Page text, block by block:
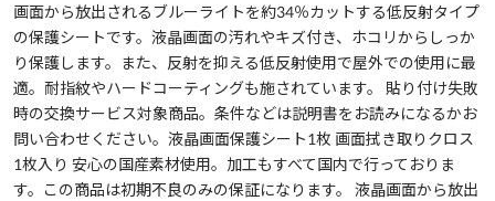
画面から放出されるブルーライトを約34％カットする低反射タイプ
の保護シートです。液晶画面の汚れやキズ付き、ホコリからしっか
り保護します。また、反射を抑える低反射使用で屋外での使用に最
適。耐指紋やハードコーティングも施されています。 貼り付け失敗
時の交換サービス対象商品。条件などは説明書をお読みになるかお
問い合わせください。液晶画面保護シート1枚 画面拭き取りクロス
1枚入り 安心の国産素材使用。加工もすべて国内で行っておりま
す。この商品は初期不良のみの保証になります。 液晶画面から放出